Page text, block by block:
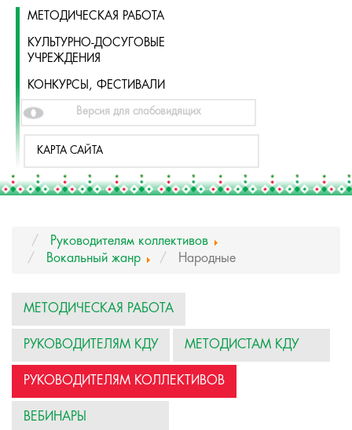
МЕТОДИЧЕСКАЯ РАБОТА
КУЛЬТУРНО-ДОСУГОВЫЕ
УЧРЕЖДЕНИЯ
КОНКУРСЫ, ФЕСТИВАЛИ
Версия для слабовидящих
КАРТА САЙТА
Руководителям коллективов
Вокальный жанр
Народные
МЕТОДИЧЕСКАЯ РАБОТА
РУКОВОДИТЕЛЯМ КДУ МЕТОДИСТАМ КДУ
РУКОВОДИТЕЛЯМ КОЛЛЕКТИВОВ
ВЕБИНАРЫ